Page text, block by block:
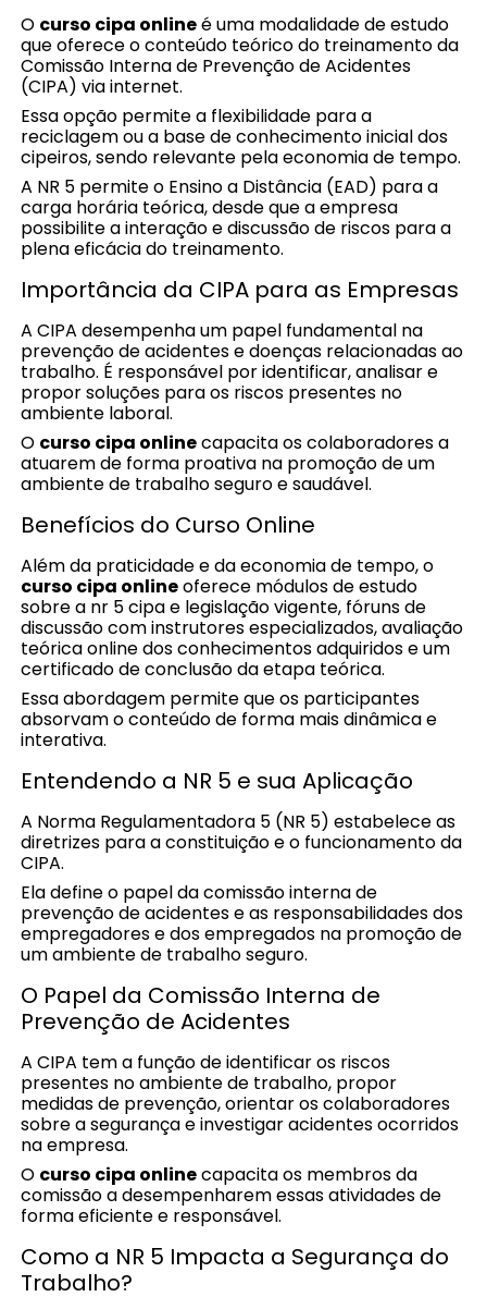
O curso cipa onlineé uma modalidade de estudo
que oferece o conteúdo teórico do treinamento da
Comissão Interna de Prevenção de Acidentes
(CIPA) via internet.
Essa opção permite a flexibilidade para a
reciclagem ou a base de conhecimento inicial dos
cipeiros, sendo relevante pela economia de tempo.
A NR 5 permite o Ensino a Distância (EAD) para a
carga horária teórica, desde que a empresa
possibilite a interação e discussão de riscos para a
plena eficácia do treinamento.
Importância da CIPA para as Empresas
A CIPA desempenha um papel fundamental na
prevenção de acidentes e doenças relacionadas ao
trabalho. É responsável por identificar, analisar e
propor soluções para os riscos presentes no
ambiente laboral.
O curso cipa onlinecapacita os colaboradores a
atuarem de forma proativa na promoção de um
ambiente de trabalho seguro e saudável.
Benefícios do Curso Online
Além da praticidade e da economia de tempo, o
curso cipa onlineoferece módulos de estudo
sobre a nr 5 cipa e legislação vigente, fóruns de
discussão com instrutores especializados, avaliação
teórica online dos conhecimentos adquiridos e um
certificado de conclusão da etapa teórica.
Essa abordagem permite que os participantes
absorvam o conteúdo de forma mais dinâmica e
interativa.
Entendendo a NR 5 e sua Aplicação
A Norma Regulamentadora 5 (NR 5) estabelece as
diretrizes para a constituição e o funcionamento da
CIPA.
Ela define o papel da comissão interna de
prevenção de acidentes e as responsabilidades dos
empregadores e dos empregados na promoção de
um ambiente de trabalho seguro.
O Papel da Comissão Interna de
Prevenção de Acidentes
A CIPA tem a função de identificar os riscos
presentes no ambiente de trabalho, propor
medidas de prevenção, orientar os colaboradores
sobre a segurança e investigar acidentes ocorridos
na empresa.
O curso cipa onlinecapacita os membros da
comissão a desempenharem essas atividades de
forma eficiente e responsável.
Como a NR 5 Impacta a Segurança do
Trabalho?